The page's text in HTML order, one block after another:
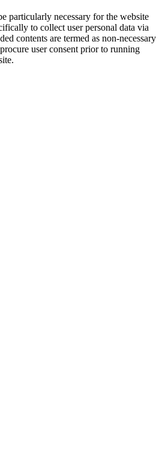
particularly necessary for the website
to collect user personal data via
contents are termed as non-necessary
user consent prior to running